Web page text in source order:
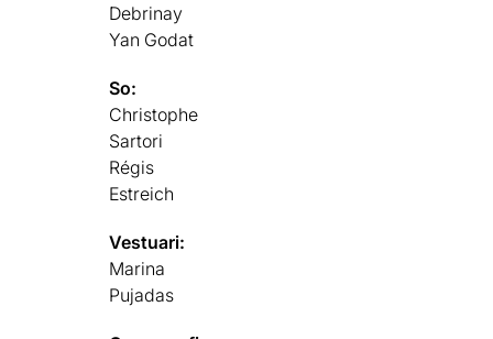
Debrinay
Yan Godat
So:
Christophe
Sartori
Régis
Estreich
Vestuari:
Marina
Pujadas